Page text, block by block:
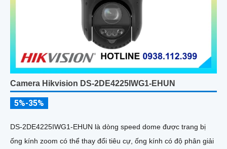
Camera Hikvision DS-2DE4225IWG1-EHUN
5%-35%
DS-2DE4225IWG1-EHUN là dòng speed dome được trang bị
ống kính zoom có thể thay đổi tiêu cự, ống kính có độ phân giải